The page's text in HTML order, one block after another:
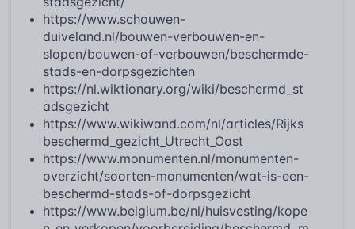
https://www.schouwen-
duiveland.nl/bouwen-verbouwen-en-
slopen/bouwen-of-verbouwen/beschermde-
stads-en-dorpsgezichten
https://nl.wiktionary.org/wiki/beschermd_st
adsgezicht
https://www.wikiwand.com/nl/articles/Rijks
beschermd_gezicht_Utrecht_Oost
https://www.monumenten.nl/monumenten-
overzicht/soorten-monumenten/wat-is-een-
beschermd-stads-of-dorpsgezicht
https://www.belgium.be/nl/huisvesting/kope